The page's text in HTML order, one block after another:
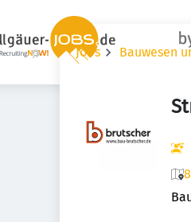
Jobs Bauwesen